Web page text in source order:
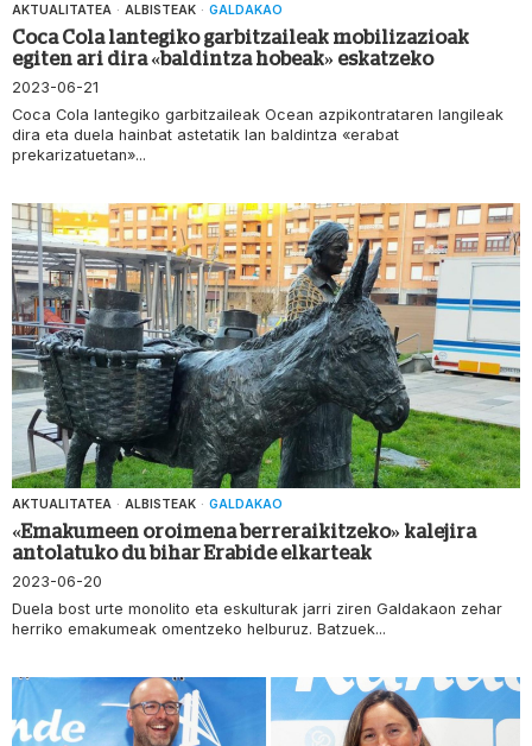
AKTUALITATEA · ALBISTEAK · GALDAKAO
Coca Cola lantegiko garbitzaileak mobilizazioak
egiten ari dira «baldintza hobeak» eskatzeko
2023-06-21
Coca Cola lantegiko garbitzaileak Ocean azpikontrataren langileak
dira eta duela hainbat astetatik lan baldintza «erabat
prekarizatuetan»...
AKTUALITATEA · ALBISTEAK · GALDAKAO
«Emakumeen oroimena berreraikitzeko» kalejira
antolatuko du bihar Erabide elkarteak
2023-06-20
Duela bost urte monolito eta eskulturak jarri ziren Galdakaon zehar
herriko emakumeak omentzeko helburuz. Batzuek...